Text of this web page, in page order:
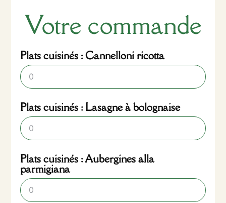
Votre commande
Plats cuisinés : Cannelloni ricotta
Plats cuisinés : Lasagne à bolognaise
Plats cuisinés : Aubergines alla
parmigiana